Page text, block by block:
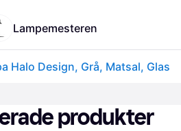
Lampemesteren
Halo Design, Grå, Matsal, Glas
produkter